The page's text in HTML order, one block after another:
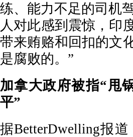
练、能力不足的司机
人对此感到震惊，印
带来贿赂和回扣的文
是腐败的。”
加拿大政府被指“甩
平”
据BetterDwelling报